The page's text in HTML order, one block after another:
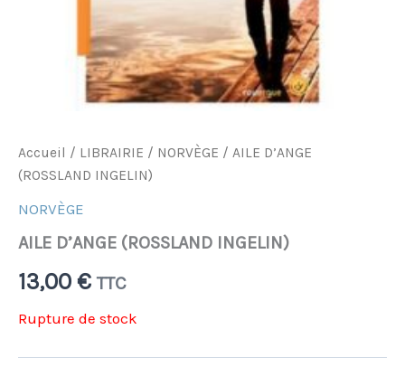
Accueil / LIBRAIRIE / NORVÈGE / AILE D’ANGE
(ROSSLAND INGELIN)
NORVÈGE
AILE D’ANGE (ROSSLAND INGELIN)
13,00 € TTC
Rupture de stock